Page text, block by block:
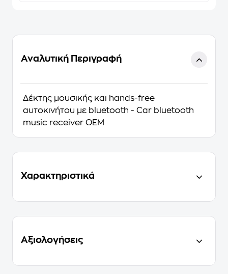
Αναλυτική Περιγραφή
Δέκτης μουσικής και hands-free
αυτοκινήτου με bluetooth - Car bluetooth
music receiver OEM
Χαρακτηριστικά
Αξιολογήσεις